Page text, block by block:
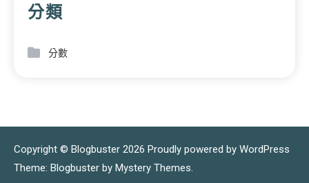
分類
分數
Copyright © Blogbuster 2026 Proudly powered by WordPress
Theme: Blogbuster by Mystery Themes